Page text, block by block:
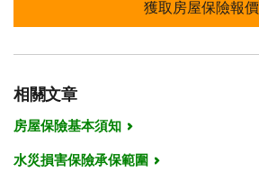
獲取房屋保險報價
相關文章
房屋保險基本須知
水災損害保險承保範圍